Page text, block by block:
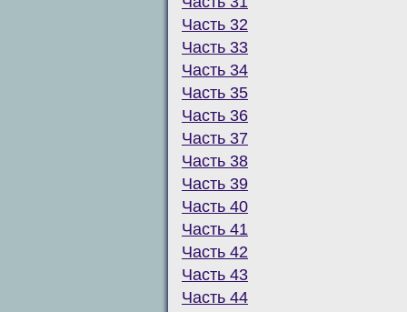
Часть 32
Часть 33
Часть 34
Часть 35
Часть 36
Часть 37
Часть 38
Часть 39
Часть 40
Часть 41
Часть 42
Часть 43
Часть 44